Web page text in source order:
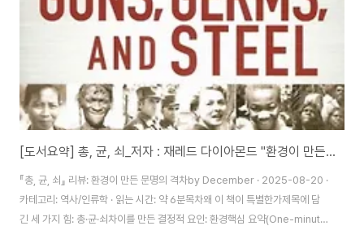
[도서요약] 총, 균, 쇠_저자 : 재레드 다이아몬드 "환경이 만든 문명의 격차"
『총, 균, 쇠』 리뷰: 환경이 만든 문명의 격차by December · 2025-08-20 ·
카테고리: 역사/인류학 · 읽는 시간: 약 6분목차왜 이 책이 특별한가제목에 담
긴 세 가지 힘: 총·균·쇠차이를 만든 결정적 요인: 환경핵심 요약(One-minute